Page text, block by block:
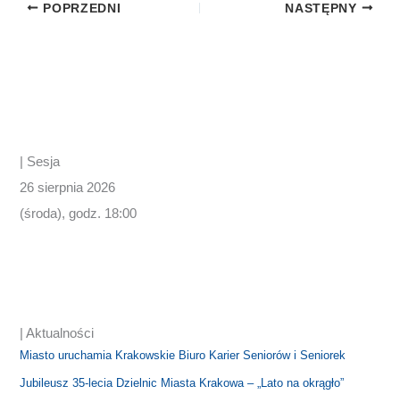
POPRZEDNI NASTĘPNY
| Sesja
26 sierpnia 2026
(środa), godz. 18:00
| Aktualności
Miasto uruchamia Krakowskie Biuro Karier Seniorów i Seniorek
Jubileusz 35-lecia Dzielnic Miasta Krakowa – „Lato na okrągło”